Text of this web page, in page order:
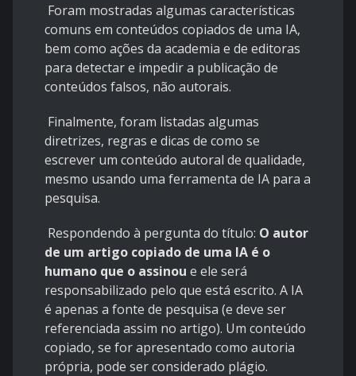
Foram mostradas algumas características
comuns em conteúdos copiados de uma IA,
bem como ações da academia e de editoras
para detectar e impedir a publicação de
conteúdos falsos, não autorais.
Finalmente, foram listadas algumas
diretrizes, regras e dicas de como se
escrever um conteúdo autoral de qualidade,
mesmo usando uma ferramenta de IA para a
pesquisa.
Respondendo à pergunta do título: O autor
de um artigo copiado de uma IA é o
humano que o assinou e ele será
responsabilizado pelo que está escrito. A IA
é apenas a fonte de pesquisa (e deve ser
referenciada assim no artigo). Um conteúdo
copiado, se for apresentado como autoria
própria, pode ser considerado plágio.